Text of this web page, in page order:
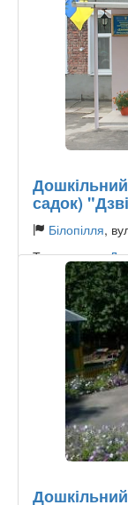
садок)
Білопілля,
Тип садочку: